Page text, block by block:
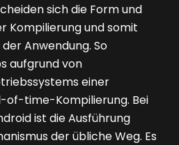
sich die Form und
Kompilierung und somit
Anwendung. So
aufgrund von
einer
of-time-Kompilierung. Bei
ist die Ausführung
der übliche Weg. Es